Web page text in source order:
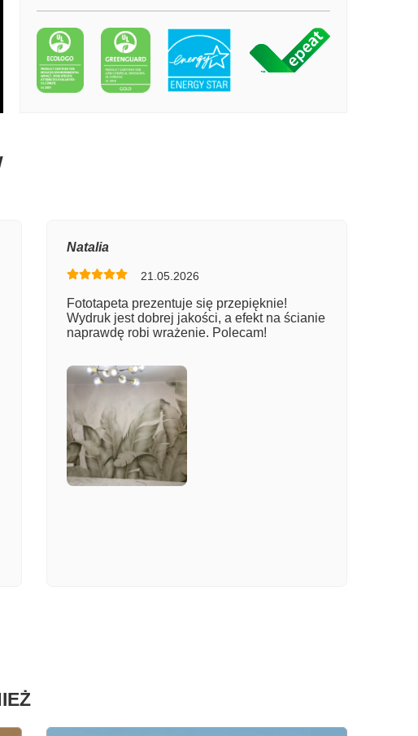
O TAPECIE SZYBKIE KONIE
Natalia
21.05.2026
Fototapeta prezentuje się przepięknie!
Wydruk jest dobrej jakości, a efekt na ścianie
naprawdę robi wrażenie. Polecam!